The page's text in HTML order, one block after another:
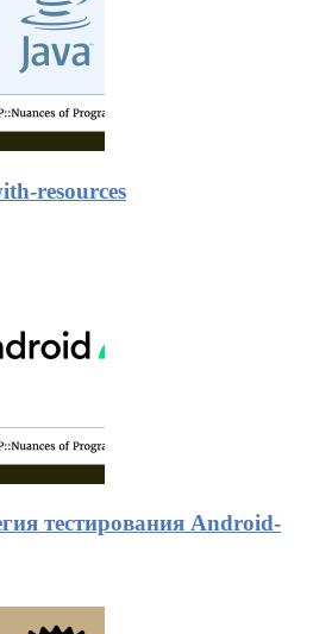
resources
тестирования Android-